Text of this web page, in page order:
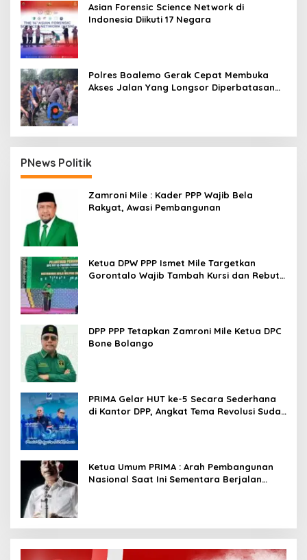
Asian Forensic Science Network di
Indonesia Diikuti 17 Negara
Polres Boalemo Gerak Cepat Membuka
Akses Jalan Yang Longsor Diperbatasan
PNews Politik
Zamroni Mile : Kader PPP Wajib Bela
Rakyat, Awasi Pembangunan
Ketua DPW PPP Ismet Mile Targetkan
Gorontalo Wajib Tambah Kursi dan Rebut
DPP PPP Tetapkan Zamroni Mile Ketua DPC
Bone Bolango
PRIMA Gelar HUT ke-5 Secara Sederhana
di Kantor DPP, Angkat Tema Revolusi Sudah
Ketua Umum PRIMA : Arah Pembangunan
Nasional Saat Ini Sementara Berjalan